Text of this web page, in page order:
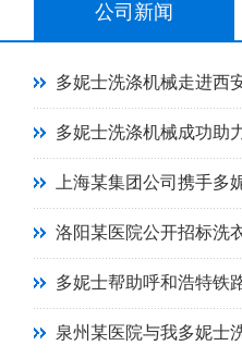
公司新闻
多妮士洗涤机械走进西
多妮士洗涤机械成功助
上海某集团公司携手多
洛阳某医院公开招标洗
多妮士帮助呼和浩特铁
泉州某医院与我多妮士